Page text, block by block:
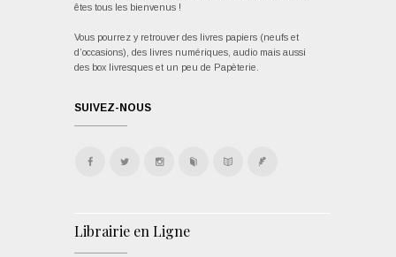
êtes tous les bienvenus !
Vous pourrez y retrouver des livres papiers (neufs et
d’occasions), des livres numériques, audio mais aussi
des box livresques et un peu de Papèterie.
SUIVEZ-NOUS
Librairie en Ligne